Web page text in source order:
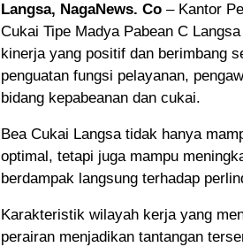
Langsa, NagaNews. Co – Kantor
Cukai Tipe Madya Pabean C
kinerja yang positif dan berimbang
penguatan fungsi pelayanan,
bidang kepabeanan dan cukai.
Bea Cukai Langsa tidak hanya
optimal, tetapi juga mampu
berdampak langsung terhadap
Karakteristik wilayah kerja yang
perairan menjadikan tantangan